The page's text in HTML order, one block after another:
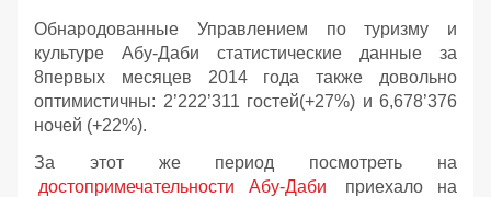
Обнародованные Управлением по туризму и
культуре Абу-Даби статистические данные за
8первых месяцев 2014 года также довольно
оптимистичны: 2’222’311 гостей(+27%) и 6,678’376
ночей (+22%).
За этот же период посмотреть на
достопримечательности Абу-Даби
приехало на